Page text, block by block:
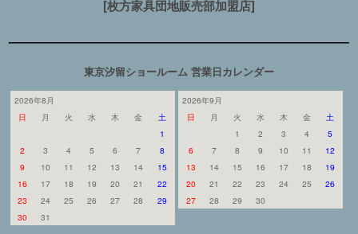
[枚方家具団地販売部加盟店]
東京汐留ショールーム 営業日カレンダー
2026年8月
日
月 火 水 木 金
土
1
2
3 4 5 6 7
8
9
10 11 12 13 14
15
16
17 18 19 20 21
22
23
24 25 26 27 28
29
30
31
2026年9月
日
月 火 水 木 金
土
1
2 3 4
5
6
7 8 9 10 11
12
13
14 15 16 17 18
19
20
21 22 23 24 25
26
27
28 29 30